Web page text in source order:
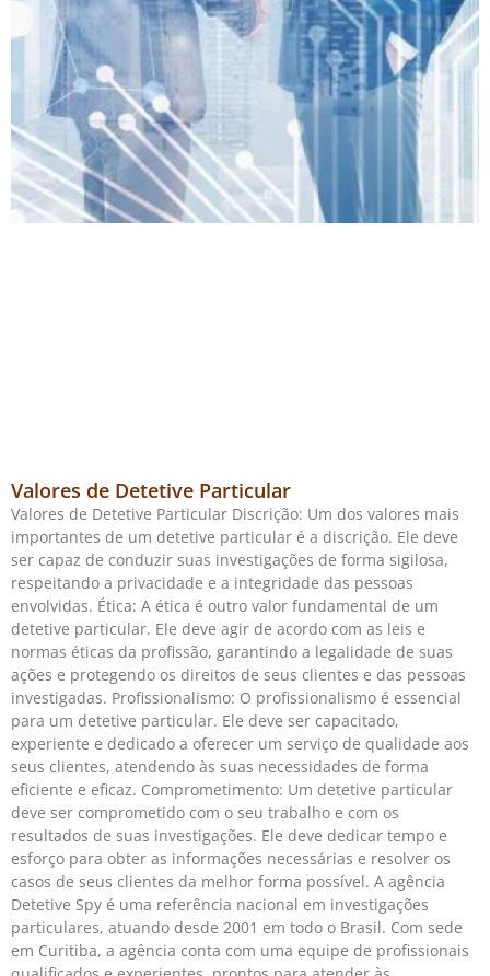
Valores de Detetive Particular
Valores de Detetive Particular Discrição: Um dos valores mais
importantes de um detetive particular é a discrição. Ele deve
ser capaz de conduzir suas investigações de forma sigilosa,
respeitando a privacidade e a integridade das pessoas
envolvidas. Ética: A ética é outro valor fundamental de um
detetive particular. Ele deve agir de acordo com as leis e
normas éticas da profissão, garantindo a legalidade de suas
ações e protegendo os direitos de seus clientes e das pessoas
investigadas. Profissionalismo: O profissionalismo é essencial
para um detetive particular. Ele deve ser capacitado,
experiente e dedicado a oferecer um serviço de qualidade aos
seus clientes, atendendo às suas necessidades de forma
eficiente e eficaz. Comprometimento: Um detetive particular
deve ser comprometido com o seu trabalho e com os
resultados de suas investigações. Ele deve dedicar tempo e
esforço para obter as informações necessárias e resolver os
casos de seus clientes da melhor forma possível. A agência
Detetive Spy é uma referência nacional em investigações
particulares, atuando desde 2001 em todo o Brasil. Com sede
em Curitiba, a agência conta com uma equipe de profissionais